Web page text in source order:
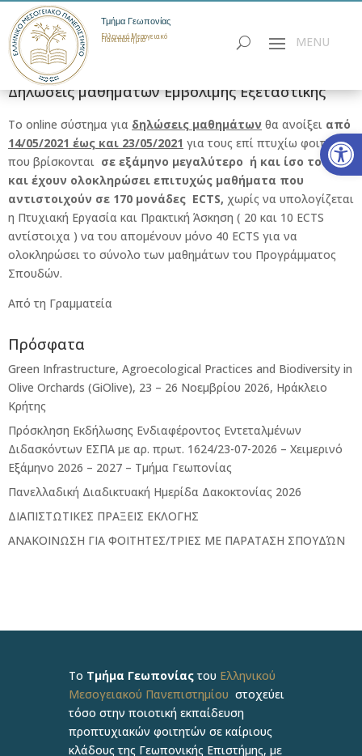
Τμήμα Γεωπονίας
Ελληνικό Μεσογειακό
Πανεπιστήμιο
Δηλώσεις μαθημάτων Εμβόλιμης Εξεταστικής
Το online σύστημα για δηλώσεις μαθημάτων θα ανοίξει από
14/05/2021 έως και 23/05/2021 για τους επί πτυχίω φοιτητές
που βρίσκονται σε εξάμηνο μεγαλύτερο ή και ίσο του 9ου
και έχουν ολοκληρώσει επιτυχώς μαθήματα που
αντιστοιχούν σε 170 μονάδες ECTS, χωρίς να υπολογίζεται
η Πτυχιακή Εργασία και Πρακτική Άσκηση ( 20 και 10 ECTS
αντίστοιχα ) να του απομένουν μόνο 40 ECTS για να
ολοκληρώσει το σύνολο των μαθημάτων του Προγράμματος
Σπουδών.
Από τη Γραμματεία
Πρόσφατα
Green Infrastructure, Agroecological Practices and Biodiversity in
Olive Orchards (GiOlive), 23 – 26 Νοεμβρίου 2026, Ηράκλειο
Κρήτης
Πρόσκληση Εκδήλωσης Ενδιαφέροντος Εντεταλμένων
Διδασκόντων ΕΣΠΑ με αρ. πρωτ. 1624/23-07-2026 – Χειμερινό
Εξάμηνο 2026 – 2027 – Τμήμα Γεωπονίας
Πανελλαδική Διαδικτυακή Ημερίδα Δακοκτονίας 2026
ΔΙΑΠΙΣΤΩΤΙΚΕΣ ΠΡΑΞΕΙΣ ΕΚΛΟΓΗΣ
ΑΝΑΚΟΙΝΩΣΗ ΓΙΑ ΦΟΙΤΗΤΕΣ/ΤΡΙΕΣ ΜΕ ΠΑΡΑΤΑΣΗ ΣΠΟΥΔΏΝ
Το Τμήμα Γεωπονίαςτου Ελληνικού
Μεσογειακού Πανεπιστημίου στοχεύει
τόσο στην ποιοτική εκπαίδευση
προπτυχιακών φοιτητών σε καίριους
κλάδους της Γεωπονικής Επιστήμης, με